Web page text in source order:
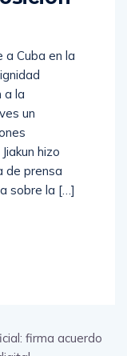
a Cuba en la
a la
un
hizo
de prensa
sobre la […]